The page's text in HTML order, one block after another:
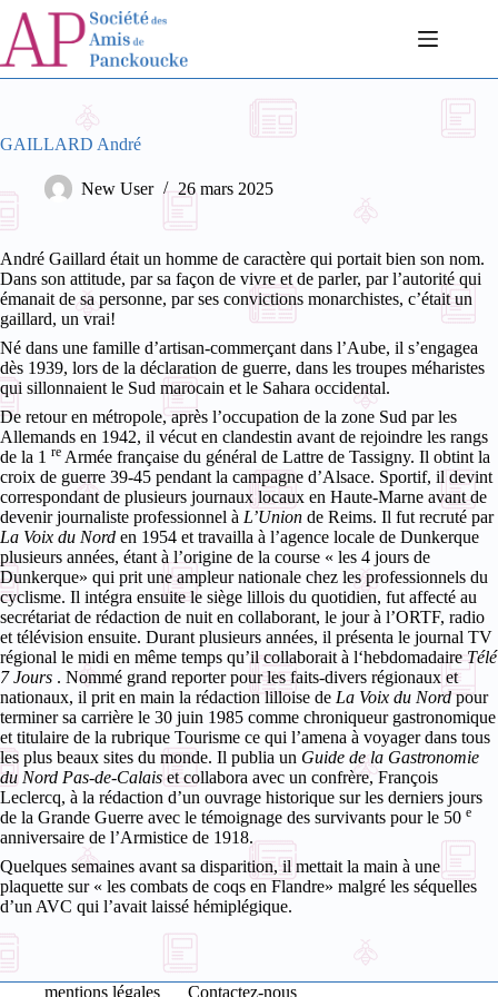
Passer
contenu
GAILLARD André
New User 26 mars 2025
André Gaillard était un homme de caractère qui portait bien son nom.
Dans son attitude, par sa façon de vivre et de parler, par l’autorité qui
émanait de sa personne, par ses convictions monarchistes, c’était un
gaillard, un vrai!
Né dans une famille d’artisan-commerçant dans l’Aube, il s’engagea
dès 1939, lors de la déclaration de guerre, dans les troupes méharistes
qui sillonnaient le Sud marocain et le Sahara occidental.
De retour en métropole, après l’occupation de la zone Sud par les
Allemands en 1942, il vécut en clandestin avant de rejoindre les rangs
de la 1 re Armée française du général de Lattre de Tassigny. Il obtint la
croix de guerre 39-45 pendant la campagne d’Alsace. Sportif, il devint
correspondant de plusieurs journaux locaux en Haute-Marne avant de
devenir journaliste professionnel à L’Union de Reims. Il fut recruté par
La Voix du Nord en 1954 et travailla à l’agence locale de Dunkerque
plusieurs années, étant à l’origine de la course « les 4 jours de
Dunkerque» qui prit une ampleur nationale chez les professionnels du
cyclisme. Il intégra ensuite le siège lillois du quotidien, fut affecté au
secrétariat de rédaction de nuit en collaborant, le jour à l’ORTF, radio
et télévision ensuite. Durant plusieurs années, il présenta le journal TV
régional le midi en même temps qu’il collaborait à l‘hebdomadaire Télé
7 Jours . Nommé grand reporter pour les faits-divers régionaux et
nationaux, il prit en main la rédaction lilloise de La Voix du Nord pour
terminer sa carrière le 30 juin 1985 comme chroniqueur gastronomique
et titulaire de la rubrique Tourisme ce qui l’amena à voyager dans tous
les plus beaux sites du monde. Il publia un Guide de la Gastronomie
du Nord Pas-de-Calais et collabora avec un confrère, François
Leclercq, à la rédaction d’un ouvrage historique sur les derniers jours
de la Grande Guerre avec le témoignage des survivants pour le 50 e
anniversaire de l’Armistice de 1918.
Quelques semaines avant sa disparition, il mettait la main à une
plaquette sur « les combats de coqs en Flandre» malgré les séquelles
d’un AVC qui l’avait laissé hémiplégique.
mentions légales Contactez-nous